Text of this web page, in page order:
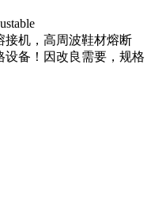
接机，高周波鞋材熔断
备！因改良需要，规格